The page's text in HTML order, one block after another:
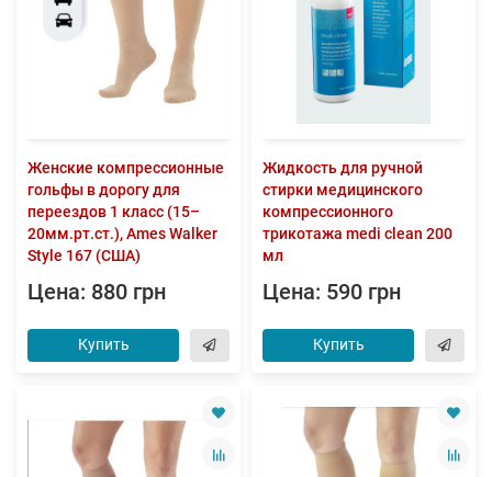
Женские компрессионные
гольфы в дорогу для
переездов 1 класс (15–
20мм.рт.ст.), Ames Walker
Style 167 (США)
Цена: 880 грн
Купить
Жидкость для ручной
стирки медицинского
компрессионного
трикотажа medi clean 200
мл
Цена: 590 грн
Купить